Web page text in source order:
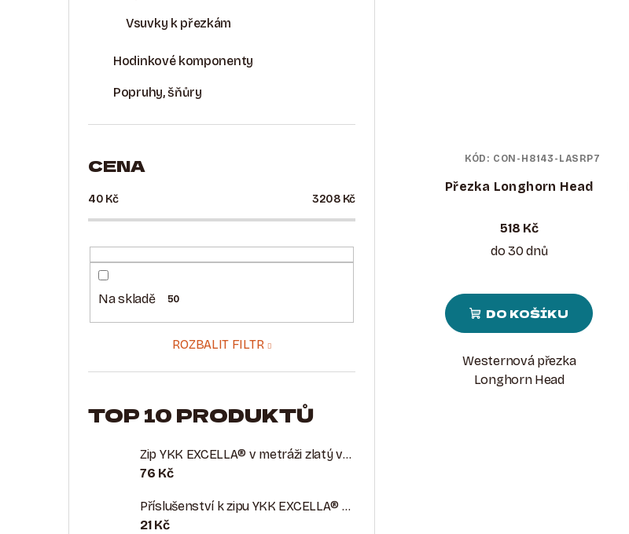
Vsuvky k přezkám
Hodinkové komponenty
Popruhy, šňůry
CENA
40 Kč 3208Kč
Na skladě 50
ROZBALIT FILTR
TOP 10 PRODUKTŮ
Zip YKK EXCELLA® v metráži zlatý vel. 5
76 Kč
Příslušenství k zipu YKK EXCELLA® vel. 5 zlatá
21 Kč
Přezka Longhorn Head
518 Kč
do 30 dnů
DO KOŠÍKU
Westernová přezka
Longhorn Head
KÓD: CON-H8143-LASRP7